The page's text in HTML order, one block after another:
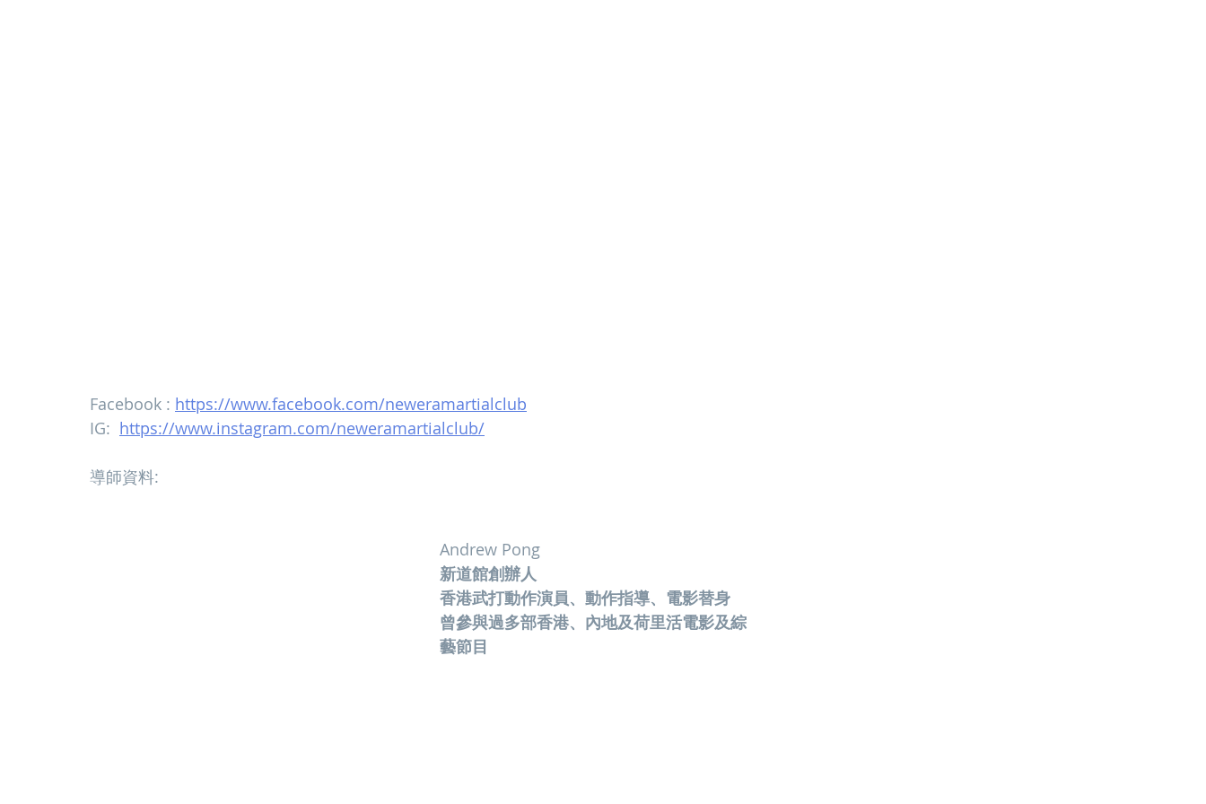
Facebook : https://www.facebook.com/neweramartialclub
IG: https://www.instagram.com/neweramartialclub/
導師資料:
Andrew Pong
新道館創辦人
香港武打動作演員、動作指導、電影替身
曾參與過多部香港、內地及荷里活電影及綜
藝節目